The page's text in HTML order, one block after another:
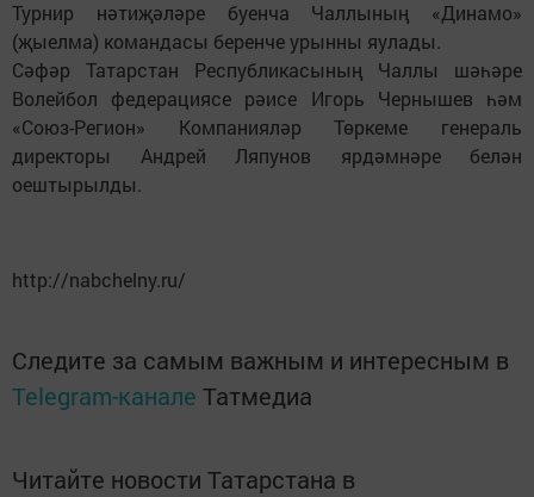
Турнир нәтиҗәләре буенча Чаллының «Динамо»
(җыелма) командасы беренче урынны яулады.
Сәфәр Татарстан Республикасының Чаллы шәһәре
Волейбол федерациясе рәисе Игорь Чернышев һәм
«Союз-Регион» Компанияләр Төркеме генераль
директоры Андрей Ляпунов ярдәмнәре белән
оештырылды.
http://nabchelny.ru/
Следите за самым важным и интересным в
Telegram-канале Татмедиа
Читайте новости Татарстана в